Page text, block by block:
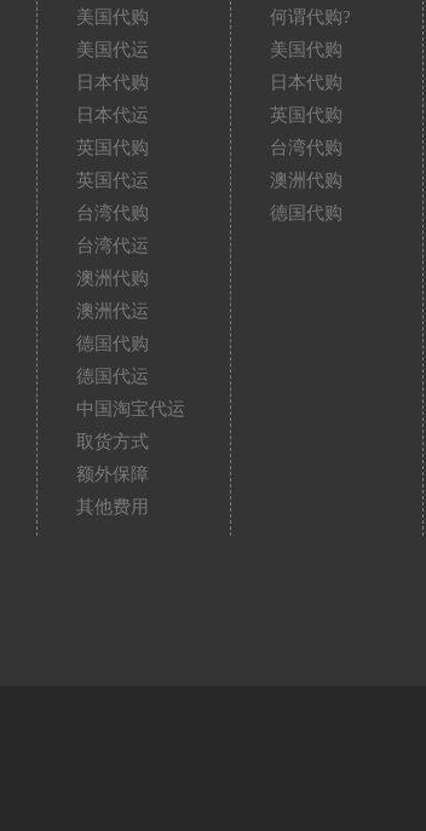
美国代购
美国代运
日本代购
日本代运
英国代购
英国代运
台湾代购
台湾代运
澳洲代购
澳洲代运
德国代购
德国代运
中国淘宝代运
取货方式
额外保障
其他费用
何谓代购?
美国代购
日本代购
英国代购
台湾代购
澳洲代购
德国代购